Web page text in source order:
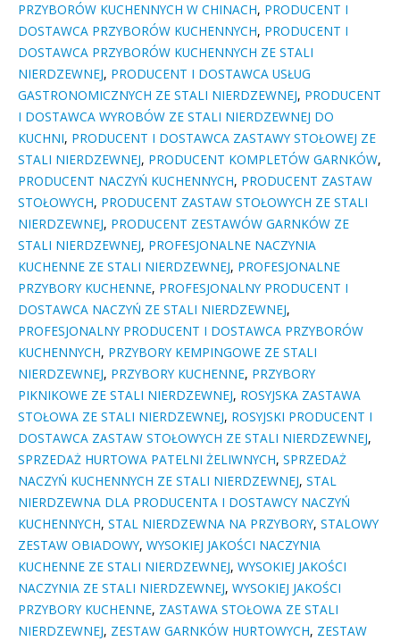
PRZYBORÓW KUCHENNYCH W CHINACH, PRODUCENT I
DOSTAWCA PRZYBORÓW KUCHENNYCH, PRODUCENT I
DOSTAWCA PRZYBORÓW KUCHENNYCH ZE STALI
NIERDZEWNEJ, PRODUCENT I DOSTAWCA USŁUG
GASTRONOMICZNYCH ZE STALI NIERDZEWNEJ, PRODUCENT
I DOSTAWCA WYROBÓW ZE STALI NIERDZEWNEJ DO
KUCHNI, PRODUCENT I DOSTAWCA ZASTAWY STOŁOWEJ ZE
STALI NIERDZEWNEJ, PRODUCENT KOMPLETÓW GARNKÓW,
PRODUCENT NACZYŃ KUCHENNYCH, PRODUCENT ZASTAW
STOŁOWYCH, PRODUCENT ZASTAW STOŁOWYCH ZE STALI
NIERDZEWNEJ, PRODUCENT ZESTAWÓW GARNKÓW ZE
STALI NIERDZEWNEJ, PROFESJONALNE NACZYNIA
KUCHENNE ZE STALI NIERDZEWNEJ, PROFESJONALNE
PRZYBORY KUCHENNE, PROFESJONALNY PRODUCENT I
DOSTAWCA NACZYŃ ZE STALI NIERDZEWNEJ,
PROFESJONALNY PRODUCENT I DOSTAWCA PRZYBORÓW
KUCHENNYCH, PRZYBORY KEMPINGOWE ZE STALI
NIERDZEWNEJ, PRZYBORY KUCHENNE, PRZYBORY
PIKNIKOWE ZE STALI NIERDZEWNEJ, ROSYJSKA ZASTAWA
STOŁOWA ZE STALI NIERDZEWNEJ, ROSYJSKI PRODUCENT I
DOSTAWCA ZASTAW STOŁOWYCH ZE STALI NIERDZEWNEJ,
SPRZEDAŻ HURTOWA PATELNI ŻELIWNYCH, SPRZEDAŻ
NACZYŃ KUCHENNYCH ZE STALI NIERDZEWNEJ, STAL
NIERDZEWNA DLA PRODUCENTA I DOSTAWCY NACZYŃ
KUCHENNYCH, STAL NIERDZEWNA NA PRZYBORY, STALOWY
ZESTAW OBIADOWY, WYSOKIEJ JAKOŚCI NACZYNIA
KUCHENNE ZE STALI NIERDZEWNEJ, WYSOKIEJ JAKOŚCI
NACZYNIA ZE STALI NIERDZEWNEJ, WYSOKIEJ JAKOŚCI
PRZYBORY KUCHENNE, ZASTAWA STOŁOWA ZE STALI
NIERDZEWNEJ, ZESTAW GARNKÓW HURTOWYCH, ZESTAW